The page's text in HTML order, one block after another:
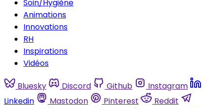
Soin/Hygiène
Animations
Innovations
RH
Inspirations
Vidéos
Bluesky Discord Github
Instagram
Linkedin
Mastodon Pinterest
Reddit